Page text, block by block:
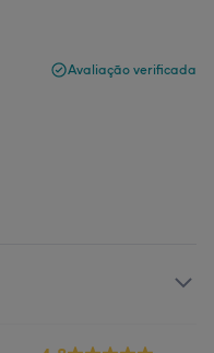
Avaliação verificada